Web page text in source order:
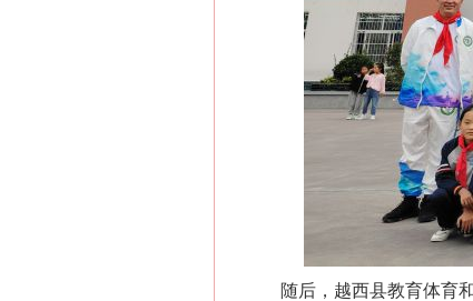
随后，越西县教育体育和